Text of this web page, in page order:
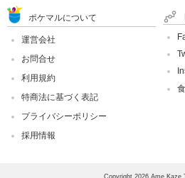
ポケマルについて
運営会社
お問合せ
利用規約
特商法に基づく表記
プライバシーポリシー
採用情報
Copyright 2026 Ame Kaze